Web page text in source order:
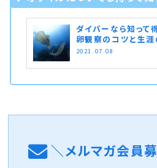
ダイバーなら知って
卵観察のコツと生涯
2021.07.08
＼メルマガ会員